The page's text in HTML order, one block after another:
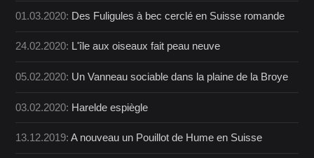
01.03.2020: Des Fuligules à bec cerclé en Suisse romande
24.02.2020: L'île aux oiseaux fait peau neuve
05.02.2020: Un Vanneau sociable dans la plaine de la Broye
03.02.2020: Harelde espiègle
13.12.2019:A nouveau un Pouillot de Hume en Suisse